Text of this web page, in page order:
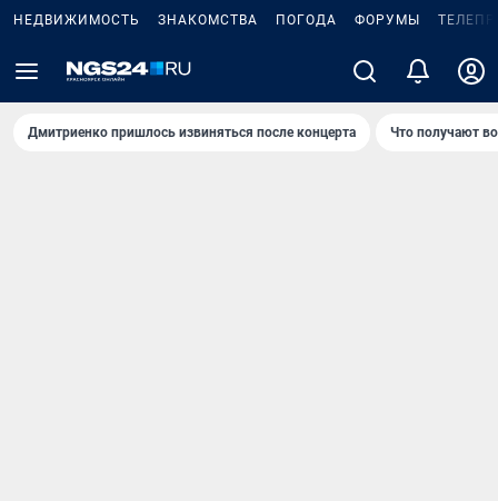
НЕДВИЖИМОСТЬ ЗНАКОМСТВА ПОГОДА ФОРУМЫ
Дмитриенко пришлось извиняться после концертa Что получают